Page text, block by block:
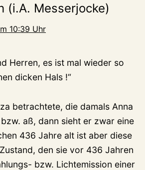
(i.A. Messerjocke)
10:39 Uhr
Herren, es ist mal wieder so
dicken Hals !“
betrachtete, die damals Anna
aß, dann sieht er zwar eine
436 Jahre alt ist aber diese
den sie vor 436 Jahren
bzw. Lichtemission einer